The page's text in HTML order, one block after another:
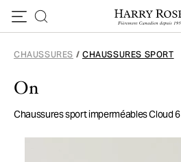
CHAUSSURES / CHAUSSURES SPORT
On
Chaussures sport imperméables Cloud 6